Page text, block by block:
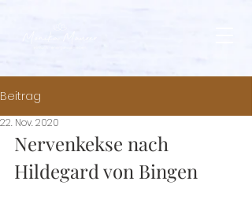
Beitrag
22. Nov. 2020
Nervenkekse nach
Hildegard von Bingen